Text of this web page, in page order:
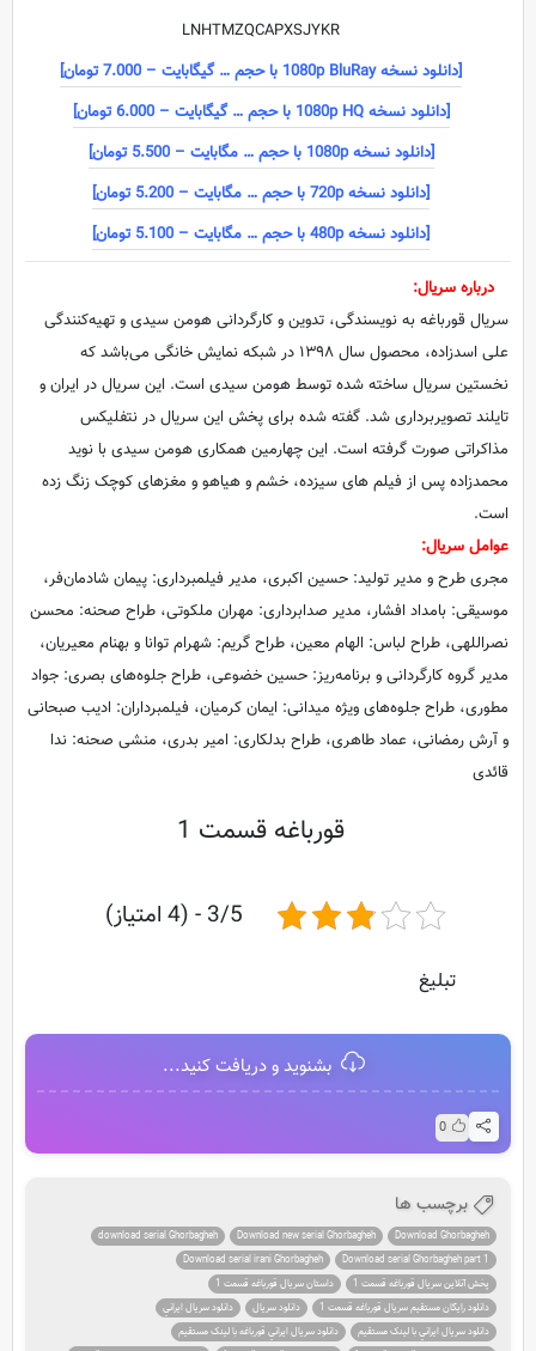
LNHTMZQCAPXSJYKR
[دانلود نسخه 1080p BluRay با حجم … گیگابایت – 7.000 تومان]
[دانلود نسخه 1080p HQ با حجم … گیگابایت – 6.000 تومان]
[دانلود نسخه 1080p با حجم … مگابایت – 5.500 تومان]
[دانلود نسخه 720p با حجم … مگابایت – 5.200 تومان]
[دانلود نسخه 480p با حجم … مگابایت – 5.100 تومان]
درباره سریال:
سریال قورباغه به نویسندگی، تدوین و کارگردانی هومن سیدی و تهیه‌کنندگی
علی اسدزاده، محصول سال ۱۳۹۸ در شبکه نمایش خانگی می‌باشد که
نخستین سریال ساخته شده توسط هومن سیدی است. این سریال در ایران و
تایلند تصویربرداری شد. گفته شده برای پخش این سریال در نتفلیکس
مذاکراتی صورت گرفته است. این چهارمین همکاری هومن سیدی با نوید
محمدزاده پس از فیلم های سیزده، خشم و هیاهو و مغزهای کوچک زنگ زده
است.
عوامل سریال:
مجری طرح و مدیر تولید: حسین اکبری، مدیر فیلمبرداری: پیمان شادمان‌فر،
موسیقی: بامداد افشار، مدیر صدابرداری: مهران ملکوتی، طراح صحنه: محسن
نصراللهی، طراح لباس: الهام معین، طراح گریم: شهرام توانا و بهنام معیریان،
مدیر گروه کارگردانی و برنامه‌ریز: حسین خضوعی، طراح جلوه‌های بصری: جواد
مطوری، طراح جلوه‌های ویژه میدانی: ایمان کرمیان، فیلمبرداران: ادیب صبحانی
و آرش رمضانی، عماد طاهری، طراح بدلکاری: امیر بدری، منشی صحنه: ندا
قائدی
قورباغه قسمت 1
3/5 - (4 امتیاز)
تبلیغ
بشنوید و دریافت کنید...
0
برچسب ها
Download Ghorbagheh
Download new serial Ghorbagheh
download serial Ghorbagheh
Download serial Ghorbagheh part 1
Download serial irani Ghorbagheh
پخش آنلاين سریال قورباغه قسمت 1
داستان سریال قورباغه قسمت 1
دانلود رايگان مستقيم سریال قورباغه قسمت 1
دانلود سریال
دانلود سریال ايراني
دانلود سریال ايراني با لينک مستقيم
دانلود سریال ايراني قورباغه با لينک مستقيم